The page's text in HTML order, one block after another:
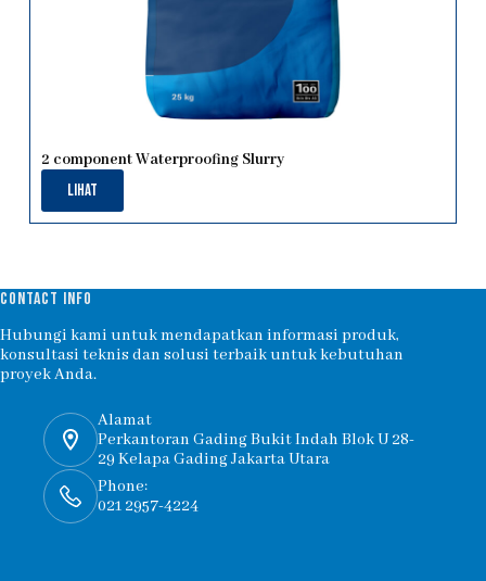
2 component Waterproofing Slurry
Lihat
CONTACT INFO
Hubungi kami untuk mendapatkan informasi produk,
konsultasi teknis dan solusi terbaik untuk kebutuhan
proyek Anda.
Alamat
Perkantoran Gading Bukit Indah Blok U 28-
29 Kelapa Gading Jakarta Utara
Phone:
021 2957-4224